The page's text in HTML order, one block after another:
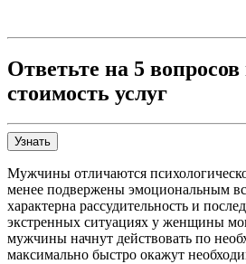
Ответьте на 5 вопросов
стоимость услуг
Узнать
Мужчины отличаются
менее подвержены эмоциональным
характерна рассудительность и
экстренных ситуациях у женщины
мужчины начнут действовать по
максимально быстро окажут